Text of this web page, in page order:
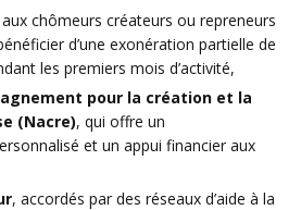
chômeurs créateurs ou repreneurs
d’une exonération partielle de
les premiers mois d’activité,
pour la création et la
(Nacre), qui offre un
et un appui financier aux
, accordés par des réseaux d’aide à la